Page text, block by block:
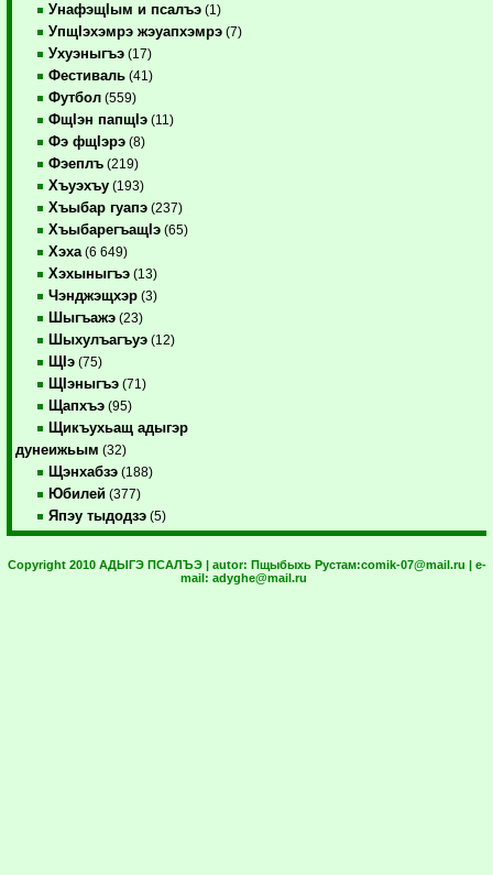
УнафэщIым и псалъэ (1)
УпщIэхэмрэ жэуапхэмрэ (7)
Ухуэныгъэ (17)
Фестиваль (41)
Футбол (559)
ФщIэн папщIэ (11)
Фэ фщIэрэ (8)
Фэеплъ (219)
Хъуэхъу (193)
Хъыбар гуапэ (237)
ХъыбарегъащIэ (65)
Хэха (6 649)
Хэхыныгъэ (13)
Чэнджэщхэр (3)
Шыгъажэ (23)
Шыхулъагъуэ (12)
ЩIэ (75)
ЩIэныгъэ (71)
Щапхъэ (95)
Щикъухьащ адыгэр
дунеижьым (32)
Щэнхабзэ (188)
Юбилей (377)
Япэу тыдодзэ (5)
Copyright 2010 АДЫГЭ ПСАЛЪЭ | autor: Пщыбыхь Рустам:comik-07@mail.ru | e-
mail: adyghe@mail.ru